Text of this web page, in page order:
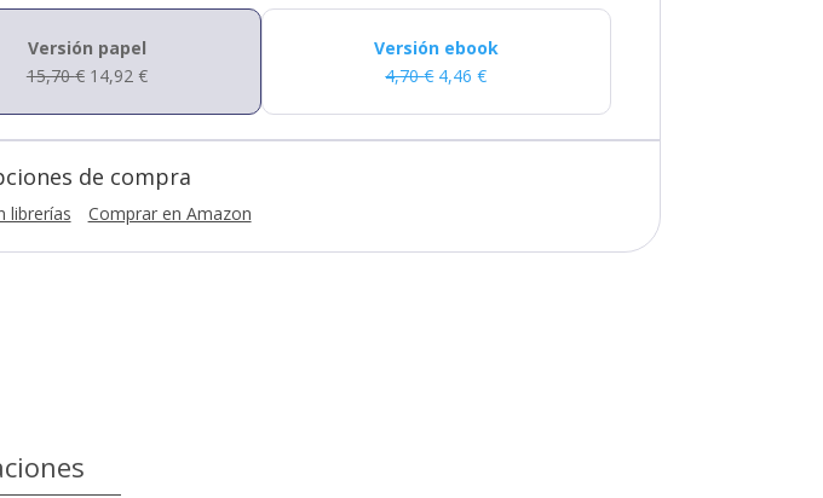
Versión papel
15,70€ 14,92 €
Versión ebook
4,70€ 4,46€
de compra
librerías Comprar en Amazon